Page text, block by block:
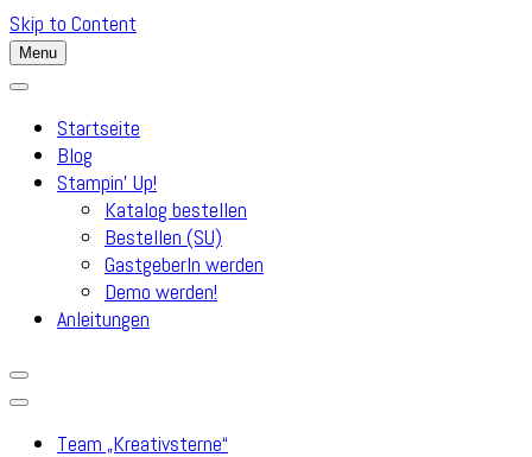
Skip to Content
Menu
Startseite
Blog
Stampin’ Up!
Katalog bestellen
Bestellen (SU)
GastgeberIn werden
Demo werden!
Anleitungen
Team „Kreativsterne“